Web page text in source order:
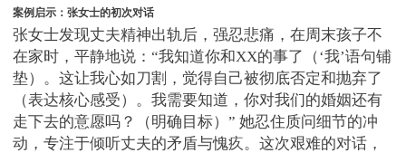
案例启示：张女士的初次对话
张女士发现丈夫精神出轨后，强忍悲痛，在周末孩子不
在家时，平静地说：“我知道你和XX的事了（‘我’语句铺
垫）。这让我心如刀割，觉得自己被彻底否定和抛弃了
（表达核心感受）。我需要知道，你对我们的婚姻还有
走下去的意愿吗？（明确目标）” 她忍住质问细节的冲
动，专注于倾听丈夫的矛盾与愧疚。这次艰难的对话，